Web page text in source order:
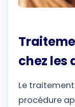
chez les
Le
procédure